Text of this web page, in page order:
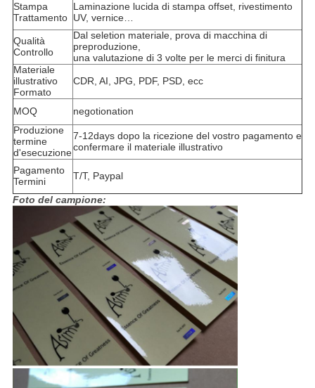
Stampa
Trattamento
Laminazione lucida di stampa offset, rivestimento
UV, vernice…
Qualità
Controllo
Dal seletion materiale, prova di macchina di
preproduzione,
una valutazione di 3 volte per le merci di finitura
Materiale
illustrativo
Formato
CDR, AI, JPG, PDF, PSD, ecc
MOQ
negotionation
Produzione
termine
d'esecuzione
7-12days dopo la ricezione del vostro pagamento e
confermare il materiale illustrativo
Pagamento
Termini
T/T, Paypal
Foto del campione: